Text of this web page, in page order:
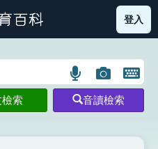
示 部首索引表圖示
登入
語
言
搜
圖
片
搜
開
鍵
圖
索 音讀檢索